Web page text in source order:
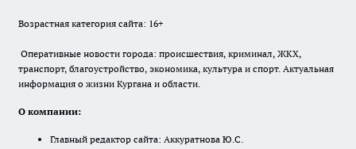
Возрастная категория сайта: 16+
Оперативные новости города: происшествия, криминал, ЖКХ,
транспорт, благоустройство, экономика, культура и спорт. Актуальная
информация о жизни Кургана и области.
О компании:
Главный редактор сайта: Аккуратнова Ю.С.